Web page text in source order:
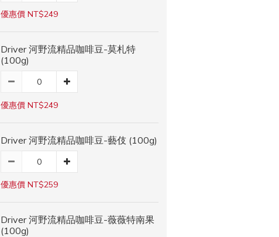
優惠價 NT$249
Driver 河野流精品咖啡豆-莫札特
(100g)
優惠價 NT$249
Driver 河野流精品咖啡豆-藝伎 (100g)
優惠價 NT$259
Driver 河野流精品咖啡豆-薇薇特南果
(100g)